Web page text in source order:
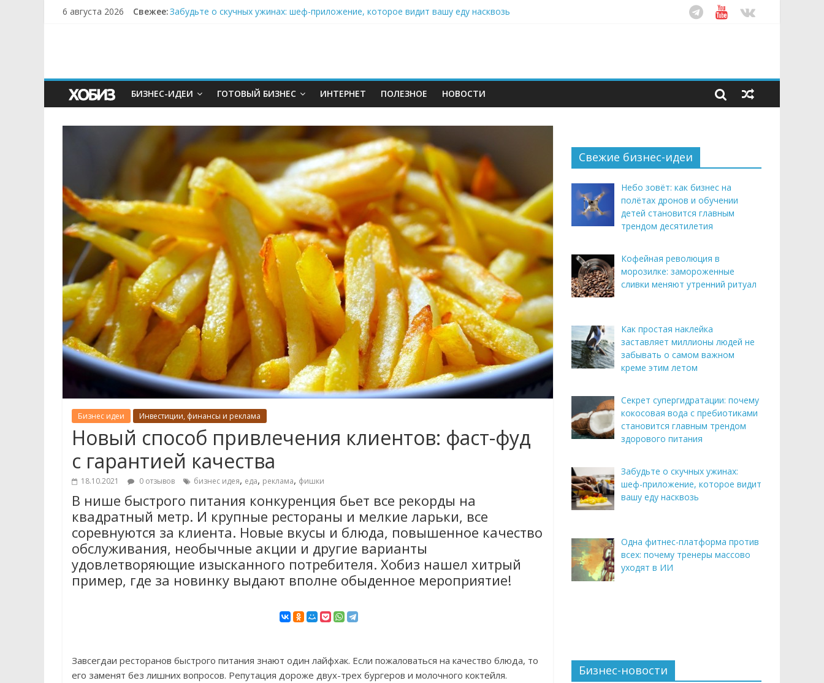
6 августа 2026 Свежее:Забудьте о скучных ужинах: шеф-приложение, которое видит вашу еду насквозь
БИЗНЕС-ИДЕИ ГОТОВЫЙ БИЗНЕС ИНТЕРНЕТ ПОЛЕЗНОЕ НОВОСТИ
Бизнес идеи Инвестиции, финансы и реклама
Новый способ привлечения клиентов: фаст-фуд
с гарантией качества
18.10.2021 0 отзывов бизнес идея, еда, реклама, фишки
В нише быстрого питания конкуренция бьет все рекорды на
квадратный метр. И крупные рестораны и мелкие ларьки, все
соревнуются за клиента. Новые вкусы и блюда, повышенное качество
обслуживания, необычные акции и другие варианты
удовлетворяющие изысканного потребителя. Хобиз нашел хитрый
пример, где за новинку выдают вполне обыденное мероприятие!
Завсегдаи ресторанов быстрого питания знают один лайфхак. Если пожаловаться на качество блюда, то
его заменят без лишних вопросов. Репутация дороже двух-трех бургеров и молочного коктейля.
Свежие бизнес-идеи
Небо зовёт: как бизнес на
полётах дронов и обучении
детей становится главным
трендом десятилетия
Кофейная революция в
морозилке: замороженные
сливки меняют утренний ритуал
Как простая наклейка
заставляет миллионы людей не
забывать о самом важном
креме этим летом
Секрет супергидратации: почему
кокосовая вода с пребиотиками
становится главным трендом
здорового питания
Забудьте о скучных ужинах:
шеф-приложение, которое видит
вашу еду насквозь
Одна фитнес-платформа против
всех: почему тренеры массово
уходят в ИИ
Бизнес-новости